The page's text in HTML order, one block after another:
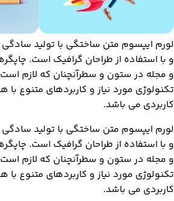
لورم ایپسوم متن ساختگی با تولید
و با استفاده از طراحان گرافیک است.
و مجله در ستون و سطرآنچنان که لازم
تکنولوژی مورد نیاز و کاربردهای متنوع با
کاربردی می باشد.
لورم ایپسوم متن ساختگی با تولید
و با استفاده از طراحان گرافیک است.
و مجله در ستون و سطرآنچنان که لازم
تکنولوژی مورد نیاز و کاربردهای متنوع با
کاربردی می باشد.